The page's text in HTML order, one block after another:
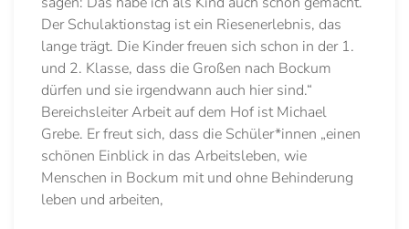
Der Schulaktionstag ist ein Riesen­erlebnis, das
lange trägt. Die Kinder freuen sich schon in der 1.
und 2. Klasse, dass die Großen nach Bockum
dürfen und sie irgendwann auch hier sind.“
Bereichsleiter Arbeit auf dem Hof ist Michael
Grebe. Er freut sich, dass die Schüler*innen „einen
schönen Einblick in das Arbeitsleben, wie
Menschen in Bockum mit und ohne Behinderung
leben und arbeiten,